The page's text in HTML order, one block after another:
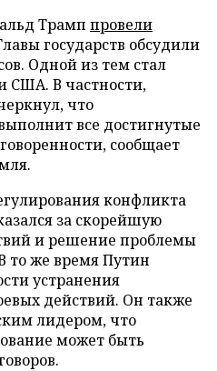
Трамп провели
государств обсудили
Одной из тем стал
США. В частности,
что
все достигнутые
сообщает
конфликта
за скорейшую
и решение проблемы
то же время Путин
устранения
действий. Он также
лидером, что
может быть